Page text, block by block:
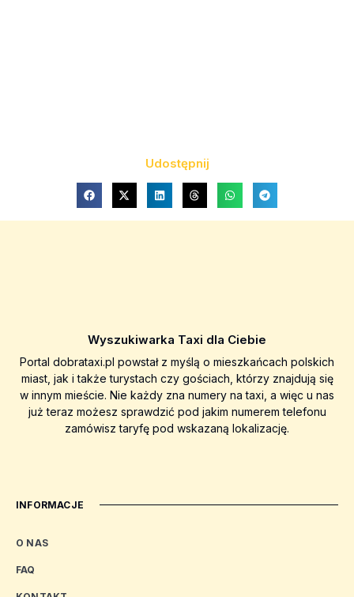
Udostępnij
Wyszukiwarka Taxi dla Ciebie
Portal dobrataxi.pl powstał z myślą o mieszkańcach polskich
miast, jak i także turystach czy gościach, którzy znajdują się
w innym mieście. Nie każdy zna numery na taxi, a więc u nas
już teraz możesz sprawdzić pod jakim numerem telefonu
zamówisz taryfę pod wskazaną lokalizację.
INFORMACJE
O NAS
FAQ